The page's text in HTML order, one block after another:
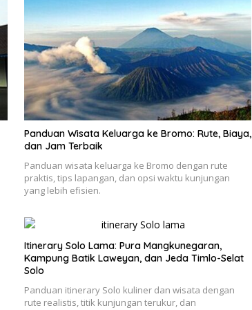
Panduan Wisata Keluarga ke Bromo: Rute, Biaya,
dan Jam Terbaik
Panduan wisata keluarga ke Bromo dengan rute
praktis, tips lapangan, dan opsi waktu kunjungan
yang lebih efisien.
Itinerary Solo Lama: Pura Mangkunegaran,
Kampung Batik Laweyan, dan Jeda Timlo-Selat
Solo
Panduan itinerary Solo kuliner dan wisata dengan
rute realistis, titik kunjungan terukur, dan